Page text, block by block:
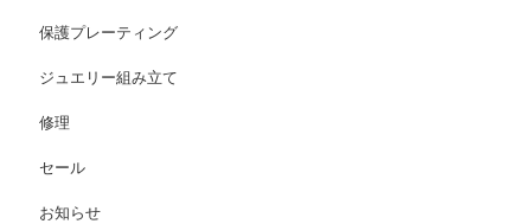
保護プレーティング
ジュエリー組み立て
修理
セール
お知らせ